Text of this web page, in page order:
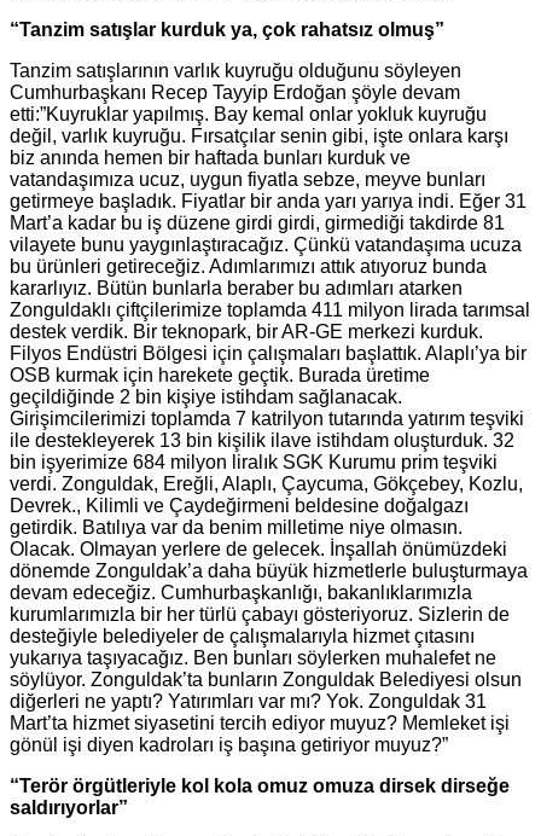
“Tanzim satışlar kurduk ya, çok rahatsız olmuş”
Tanzim satışlarının varlık kuyruğu olduğunu söyleyen
Cumhurbaşkanı Recep Tayyip Erdoğan şöyle devam
etti:”Kuyruklar yapılmış. Bay kemal onlar yokluk kuyruğu
değil, varlık kuyruğu. Fırsatçılar senin gibi, işte onlara karşı
biz anında hemen bir haftada bunları kurduk ve
vatandaşımıza ucuz, uygun fiyatla sebze, meyve bunları
getirmeye başladık. Fiyatlar bir anda yarı yarıya indi. Eğer 31
Mart’a kadar bu iş düzene girdi girdi, girmediği takdirde 81
vilayete bunu yaygınlaştıracağız. Çünkü vatandaşıma ucuza
bu ürünleri getireceğiz. Adımlarımızı attık atıyoruz bunda
kararlıyız. Bütün bunlarla beraber bu adımları atarken
Zonguldaklı çiftçilerimize toplamda 411 milyon lirada tarımsal
destek verdik. Bir teknopark, bir AR-GE merkezi kurduk.
Filyos Endüstri Bölgesi için çalışmaları başlattık. Alaplı’ya bir
OSB kurmak için harekete geçtik. Burada üretime
geçildiğinde 2 bin kişiye istihdam sağlanacak.
Girişimcilerimizi toplamda 7 katrilyon tutarında yatırım teşviki
ile destekleyerek 13 bin kişilik ilave istihdam oluşturduk. 32
bin işyerimize 684 milyon liralık SGK Kurumu prim teşviki
verdi. Zonguldak, Ereğli, Alaplı, Çaycuma, Gökçebey, Kozlu,
Devrek., Kilimli ve Çaydeğirmeni beldesine doğalgazı
getirdik. Batılıya var da benim milletime niye olmasın.
Olacak. Olmayan yerlere de gelecek. İnşallah önümüzdeki
dönemde Zonguldak’a daha büyük hizmetlerle buluşturmaya
devam edeceğiz. Cumhurbaşkanlığı, bakanlıklarımızla
kurumlarımızla bir her türlü çabayı gösteriyoruz. Sizlerin de
desteğiyle belediyeler de çalışmalarıyla hizmet çıtasını
yukarıya taşıyacağız. Ben bunları söylerken muhalefet ne
söylüyor. Zonguldak’ta bunların Zonguldak Belediyesi olsun
diğerleri ne yaptı? Yatırımları var mı? Yok. Zonguldak 31
Mart’ta hizmet siyasetini tercih ediyor muyuz? Memleket işi
gönül işi diyen kadroları iş başına getiriyor muyuz?”
“Terör örgütleriyle kol kola omuz omuza dirsek dirseğe
saldırıyorlar”